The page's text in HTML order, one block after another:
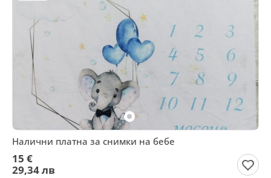
Налични платна за снимки на бебе
15 €
29,34 лв